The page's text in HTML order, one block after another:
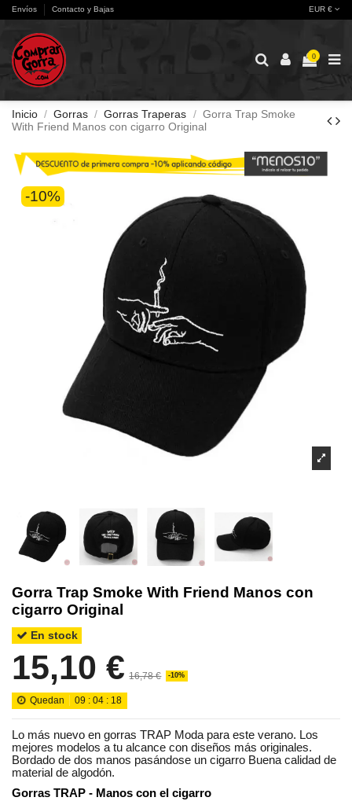
Envíos Contacto y Bajas EUR €
0
Inicio Gorras Gorras Traperas
Gorra Trap Smoke
With Friend Manos con cigarro Original
-10%
Gorra Trap Smoke With Friend Manos con
cigarro Original
En stock
15,10 € 16,78 € -10%
Quedan 09 :04 : 17
Lo más nuevo en gorras TRAP Moda para este verano. Los
mejores modelos a tu alcance con diseños más originales.
Bordado de dos manos pasándose un cigarro Buena calidad de
material de algodón.
Gorras TRAP - Manos con el cigarro